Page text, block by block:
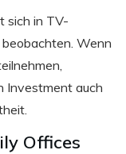
sich in TV-
Wenn
Investment auch
Offices